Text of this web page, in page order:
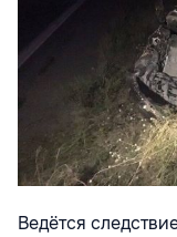
Ведётся